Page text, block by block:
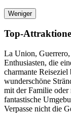
Weniger
Top-
La Union,
Enthusiasten, die
charmante
wunderschöne
mit der Familie
fantastische
Verpasse nicht die